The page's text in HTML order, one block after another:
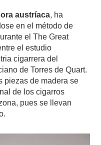
austríaca, ha
en el método de
el The Great
el estudio
cigarrera del
de Torres de Quart.
piezas de madera se
de los cigarros
pues se llevan